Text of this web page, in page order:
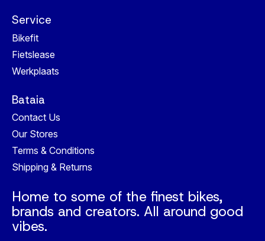
Service
Bikefit
Fietslease
Werkplaats
Bataia
Contact Us
Our Stores
Terms & Conditions
Shipping & Returns
Home to some of the finest bikes,
brands and creators. All around good
vibes.